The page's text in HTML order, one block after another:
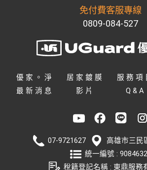
免付費客服專線
0809-084-527
優家。淨 居家鍍膜 服務項
最新消息
影片 Q&A
07-9721627 高雄市三民
統一編號 :
稅籍登記名稱 : 東鼎服務